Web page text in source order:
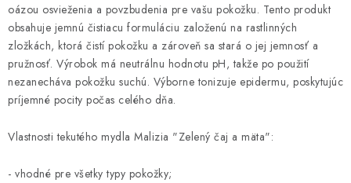
CENY A SPÔSOBY DOPRAVY
UPRATOVACIE SLUŽBY
ZAREGISTRUJTE SA
oázou osvieženia a povzbudenia pre vašu pokožku. Tento produkt
obsahuje jemnú čistiacu formuláciu založenú na rastlinných
zložkách, ktorá čistí pokožku a zároveň sa stará o jej jemnosť a
pružnosť. Výrobok má neutrálnu hodnotu pH, takže po použití
nezanecháva pokožku suchú. Výborne tonizuje epidermu, poskytujúc
príjemné pocity počas celého dňa.
Vlastnosti tekutého mydla Malizia "Zelený čaj a mäta":
- vhodné pre všetky typy pokožky;